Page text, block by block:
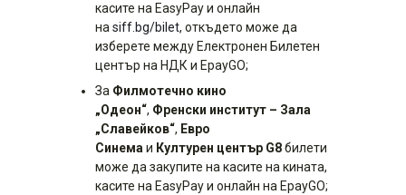
касите на EasyPay и онлайн
наsiff.bg/bilet, откъдето може да
изберете между Електронен Билетен
център на НДК и EpayGO;
За Филмотечно кино
„Одеон“, Френски институт – Зала
„Славейков“, Евро
Синемаи Културен център G8билети
може да закупите на касите на кината,
касите на EasyPay и онлайн на EpayGO;